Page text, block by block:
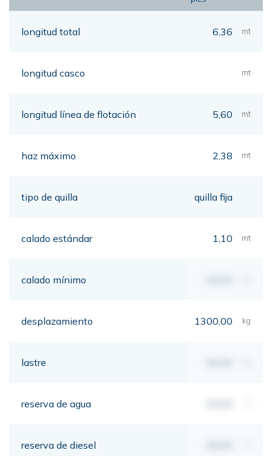
longitud total 6,36 mt
longitud casco mt
longitud línea de flotación 5,60 mt
haz máximo 2,38 mt
tipo de quilla quilla fija
calado estándar 1,10 mt
calado mínimo
desplazamiento 1300,00 kg
lastre
reserva de agua
reserva de diesel